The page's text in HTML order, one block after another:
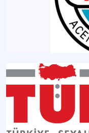
Seyahat Acentaları
28.12.2006 tarihinde